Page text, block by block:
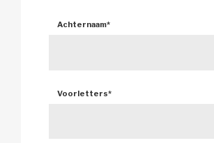
Achternaam*
Voorletters*